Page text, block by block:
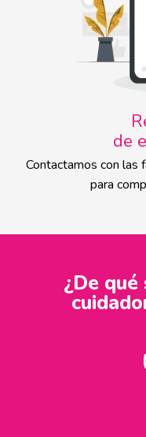
de
Contactamos con las
para
¿De